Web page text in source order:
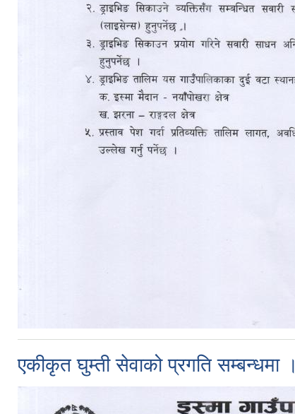
एकीकृत घुम्ती सेवाको प्रगति सम्बन्धमा ।